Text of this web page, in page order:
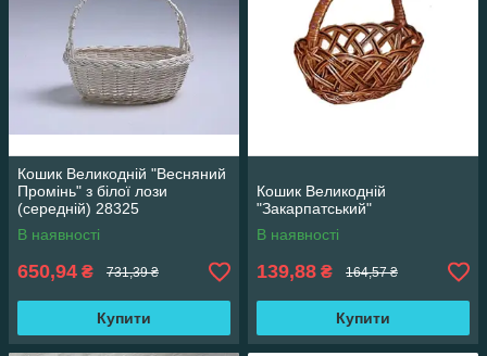
Кошик Великодній "Весняний
Промінь" з білої лози
(середній) 28325
В наявності
650,94 ₴ 731,39 ₴
Купити
Кошик Великодній
"Закарпатський"
В наявності
139,88 ₴ 164,57 ₴
Купити